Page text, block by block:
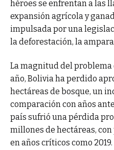
héroes se enfrentan a las
expansión agrícola y
impulsada por una
la deforestación, la
La magnitud del problema
año, Bolivia ha perdido
hectáreas de bosque, un
comparación con años
país sufrió una pérdida
millones de hectáreas,
en años críticos como